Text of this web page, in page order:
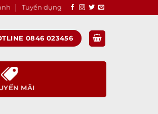
Tuyển dụng
0846 023456
MÃI